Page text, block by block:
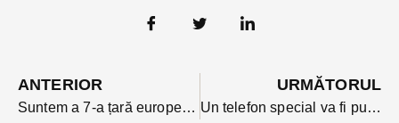
ANTERIOR
Suntem a 7-a țară europeană care anunță stare de urgență. România a intrat în scenariul 3 al epidemiei
URMĂTORUL
Un telefon special va fi pus în județ la dispoziția celor aflați în carantină și izolare, a stabilit nou constituitul Centru de Coordonare a Intervenției